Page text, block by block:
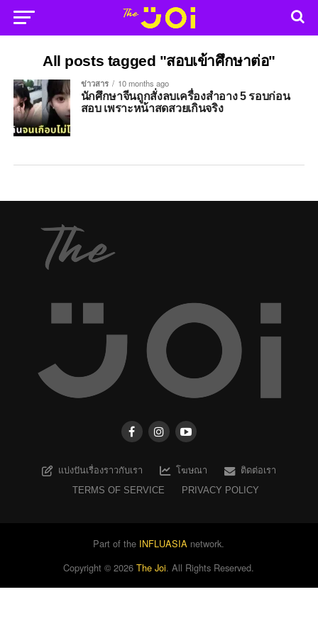
All posts tagged "สอบเข้าศึกษาต่อ"
ข่าวสาร 10 months ago
นักศึกษาจีนถูกสั่งลบเครื่องสำอาง 5 รอบก่อน
สอบ เพราะหน้าสดสวยเกินจริง
แบ่งปันเรื่องราวกับเรา โฆษณา
ติดต่อเรา
TERMS OF SERVICE
PRIVACY POLICY
Part of the INFLUASIA network.
Copyright ©2026 The Joi. All Rights Reserved.